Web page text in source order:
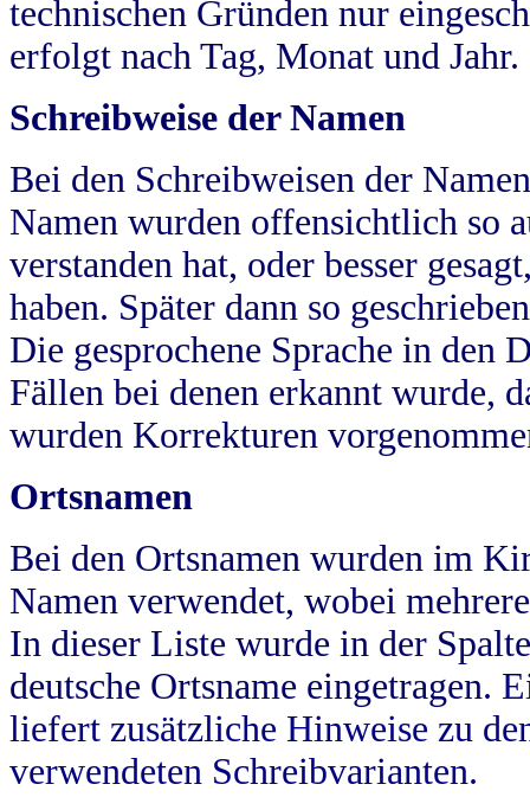
technischen Gründen nur
erfolgt nach Tag, Monat und Jahr.
Schreibweise der Namen
Bei den Schreibweisen der
Namen wurden offensichtlich so
verstanden hat, oder besser
haben. Später dann so
Die gesprochene Sprache in
Fällen bei denen erkannt wurde,
wurden Korrekturen
Ortsnamen
Bei den Ortsnamen wurden im
Namen verwendet, wobei
In dieser Liste wurde in der
deutsche Ortsname eingetragen.
liefert zusätzliche Hinweise zu
verwendeten Schreibvarianten.